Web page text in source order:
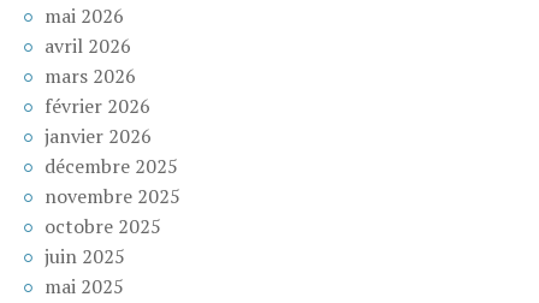
mai 2026
avril 2026
mars 2026
février 2026
janvier 2026
décembre 2025
novembre 2025
octobre 2025
juin 2025
mai 2025